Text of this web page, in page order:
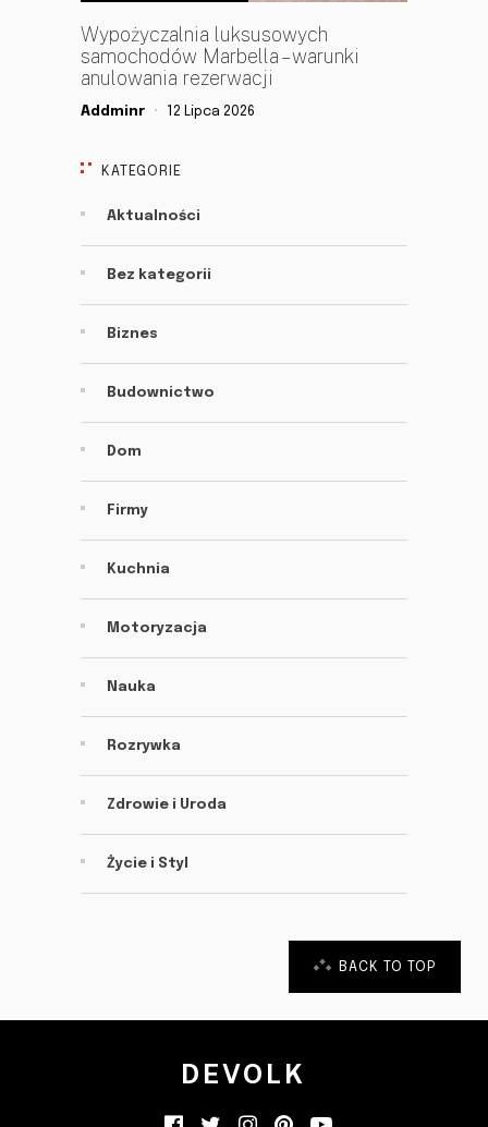
Wypożyczalnia luksusowych
samochodów Marbella – warunki
anulowania rezerwacji
Addminr 12 Lipca 2026
KATEGORIE
Aktualności
Bez kategorii
Biznes
Budownictwo
Dom
Firmy
Kuchnia
Motoryzacja
Nauka
Rozrywka
Zdrowie i Uroda
Życie i Styl
BACK TO TOP
DEVOLK